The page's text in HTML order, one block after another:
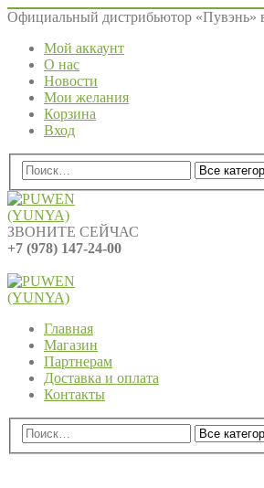
Официальный дистрибьютор «Пувэнь»
Мой аккаунт
О нас
Новости
Мои желания
Корзина
Вход
ЗВОНИТЕ СЕЙЧАС
+7 (978) 147-24-00
Главная
Магазин
Партнерам
Доставка и оплата
Контакты